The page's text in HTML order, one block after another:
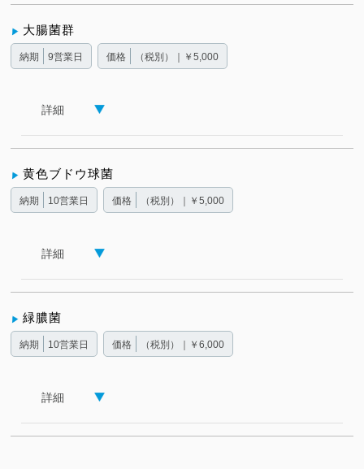
大腸菌群
納期 9営業日 価格 （税別）｜￥5,000
詳細
黄色ブドウ球菌
納期 10営業日 価格 （税別）｜￥5,000
詳細
緑膿菌
納期 10営業日 価格 （税別）｜￥6,000
詳細